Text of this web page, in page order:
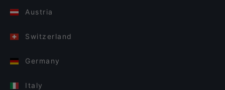
Austria
Switzerland
Germany
Italy